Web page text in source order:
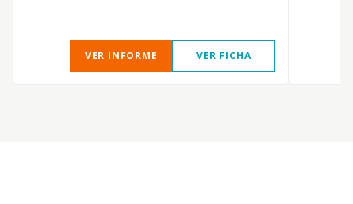
VER INFORME VER FICHA